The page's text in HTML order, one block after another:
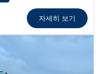
자세히 보기